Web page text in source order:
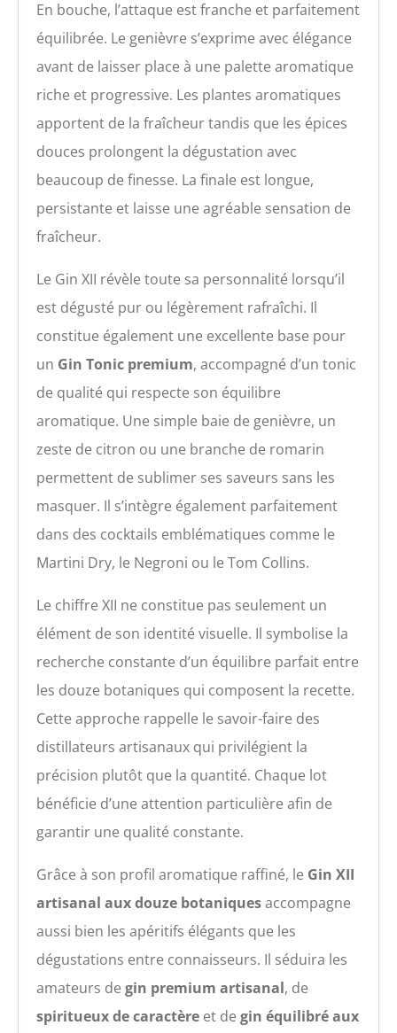
En bouche, l’attaque est franche et parfaitement
équilibrée. Le genièvre s’exprime avec élégance
avant de laisser place à une palette aromatique
riche et progressive. Les plantes aromatiques
apportent de la fraîcheur tandis que les épices
douces prolongent la dégustation avec
beaucoup de finesse. La finale est longue,
persistante et laisse une agréable sensation de
fraîcheur.
Le Gin XII révèle toute sa personnalité lorsqu’il
est dégusté pur ou légèrement rafraîchi. Il
constitue également une excellente base pour
un Gin Tonic premium, accompagné d’un tonic
de qualité qui respecte son équilibre
aromatique. Une simple baie de genièvre, un
zeste de citron ou une branche de romarin
permettent de sublimer ses saveurs sans les
masquer. Il s’intègre également parfaitement
dans des cocktails emblématiques comme le
Martini Dry, le Negroni ou le Tom Collins.
Le chiffre XII ne constitue pas seulement un
élément de son identité visuelle. Il symbolise la
recherche constante d’un équilibre parfait entre
les douze botaniques qui composent la recette.
Cette approche rappelle le savoir-faire des
distillateurs artisanaux qui privilégient la
précision plutôt que la quantité. Chaque lot
bénéficie d’une attention particulière afin de
garantir une qualité constante.
Grâce à son profil aromatique raffiné, le Gin XII
artisanal aux douze botaniquesaccompagne
aussi bien les apéritifs élégants que les
dégustations entre connaisseurs. Il séduira les
amateurs de gin premium artisanal, de
spiritueux de caractère et de gin équilibré aux